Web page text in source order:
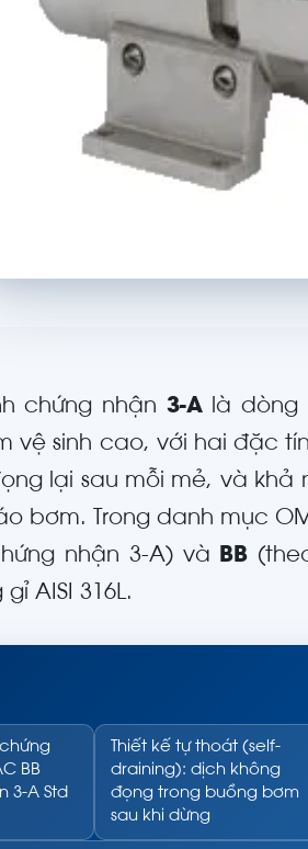
chứng nhận 3-Alà dòng
vệ sinh cao, với hai đặc
lại sau mỗi mẻ, và khả
bơm. Trong danh mục
nhận 3-A) và BB
AISI 316L.
BB
3-A Std
Thiết kế tự thoát (self-
draining): dịch không
đọng trong buồng bơm
sau khi dừng